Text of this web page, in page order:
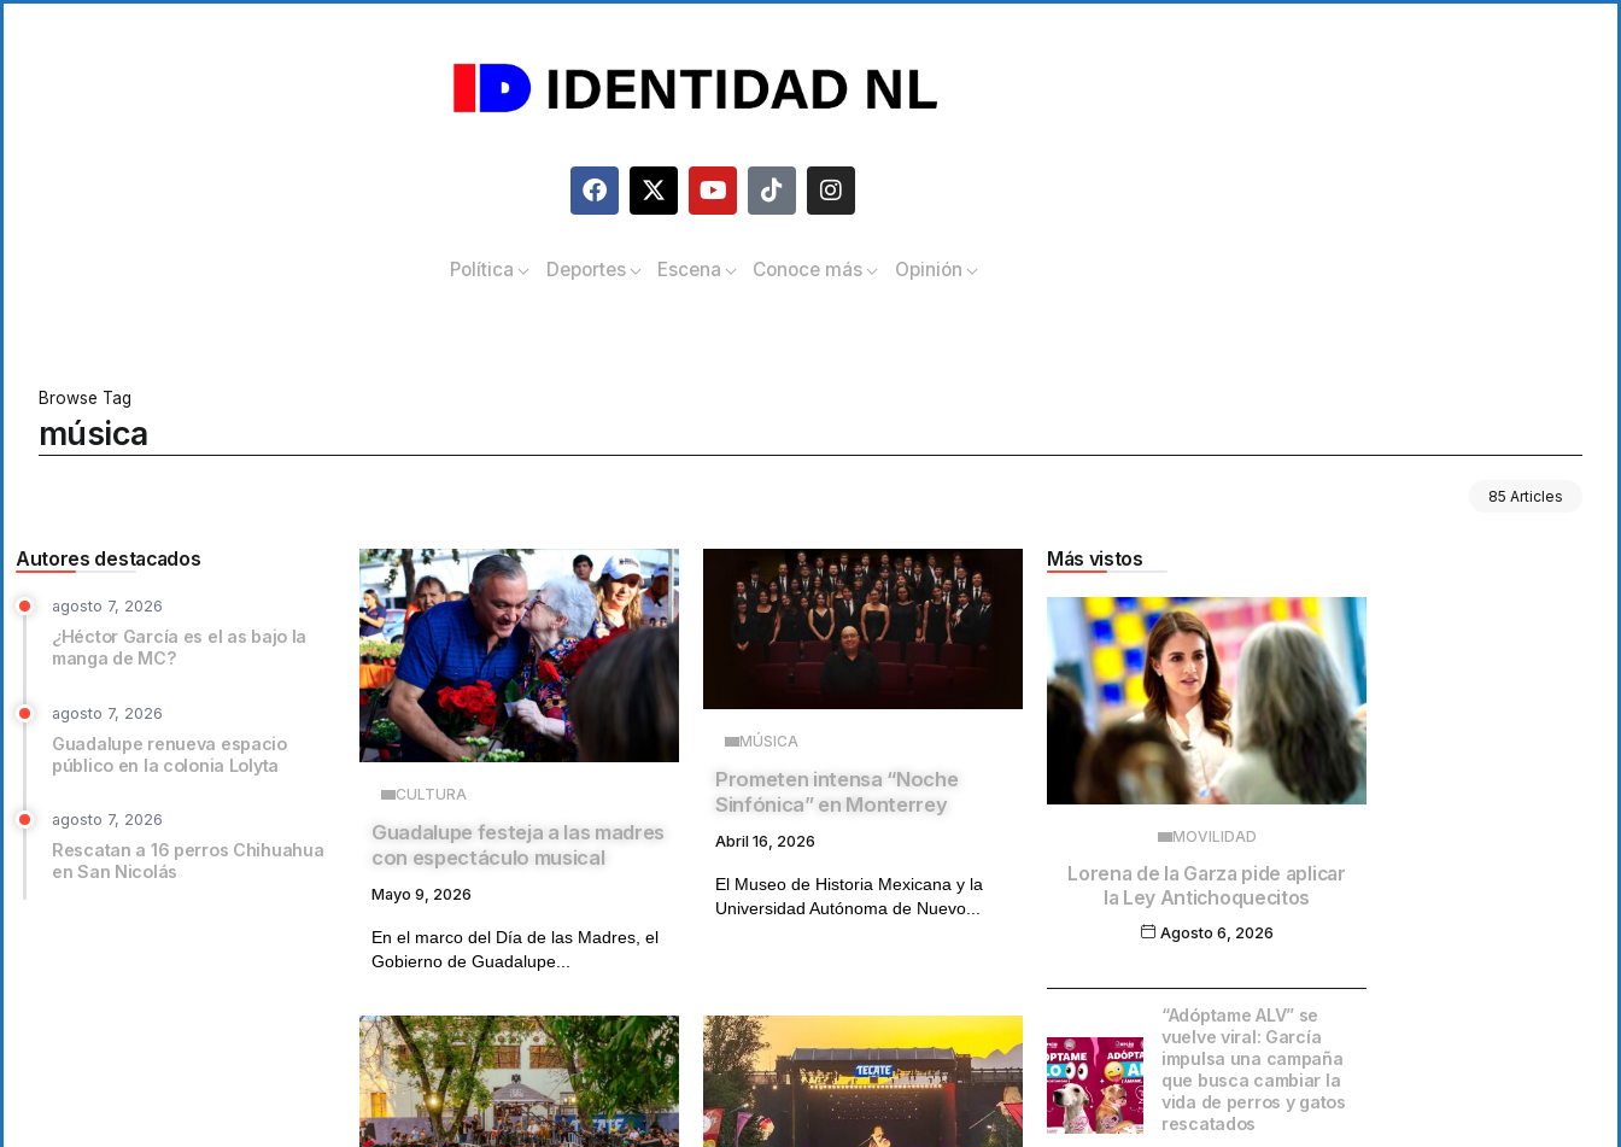
Política Deportes Escena Conoce más Opinión
Browse Tag
música
85 Articles
Autores destacados
agosto 7, 2026
¿Héctor García es el as bajo la
manga de MC?
agosto 7, 2026
Guadalupe renueva espacio
público en la colonia Lolyta
agosto 7, 2026
Rescatan a 16 perros Chihuahua
en San Nicolás
CULTURA
Guadalupe festeja a las madres
con espectáculo musical
Mayo 9, 2026
En el marco del Día de las Madres, el
Gobierno de Guadalupe...
MÚSICA
Prometen intensa “Noche
Sinfónica” en Monterrey
Abril 16, 2026
El Museo de Historia Mexicana y la
Universidad Autónoma de Nuevo...
Más vistos
MOVILIDAD
Lorena de la Garza pide aplicar
la Ley Antichoquecitos
Agosto 6, 2026
“Adóptame ALV” se
vuelve viral: García
impulsa una campaña
que busca cambiar la
vida de perros y gatos
rescatados